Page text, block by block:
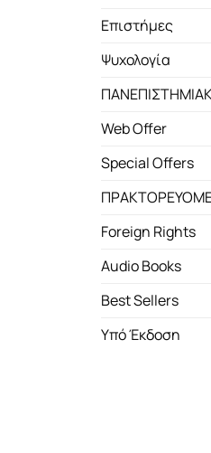
Επιστήμες
Ψυχολογία
Web Offer
Special Offers
Foreign Rights
Audio Books
Best Sellers
Υπό Έκδοση